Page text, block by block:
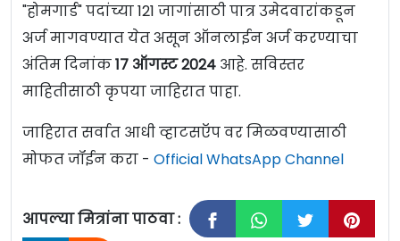
"होमगार्ड" पदांच्या 121 जागांसाठी पात्र उमेदवारांकडून
अर्ज मागवण्यात येत असून ऑनलाईन अर्ज करण्याचा
अंतिम दिनांक17 ऑगस्ट 2024 आहे. सविस्तर
माहितीसाठी कृपया जाहिरात पाहा.
जाहिरात सर्वात आधी व्हाटसऍप वर मिळवण्यासाठी
मोफत जॉईन करा - Official WhatsApp Channel
आपल्या मित्रांना पाठवा :